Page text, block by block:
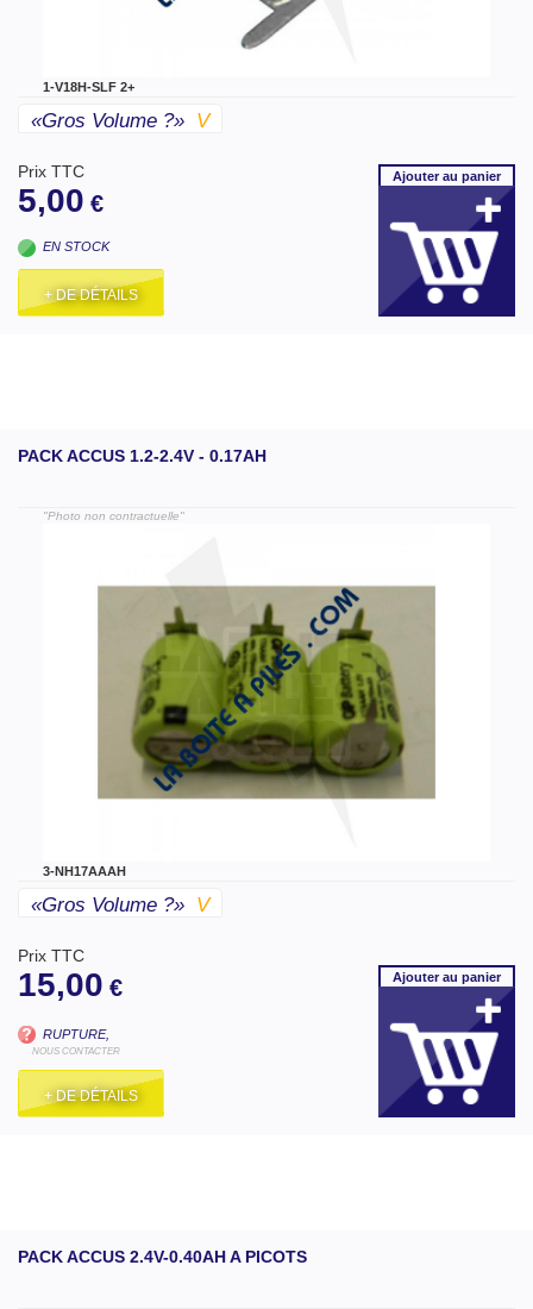
1-V18H-SLF 2+
«gros Volume ?» V
Prix TTC
5,00 €
EN STOCK
+ DE DÉTAILS
Ajouterau panier
PACK ACCUS 1.2-2.4V - 0.17AH
"Photo non contractuelle"
3-NH17AAAH
«gros Volume ?» V
Prix TTC
15,00 €
RUPTURE,
NOUS CONTACTER
+ DE DÉTAILS
Ajouterau panier
PACK ACCUS 2.4V-0.40AH A PICOTS